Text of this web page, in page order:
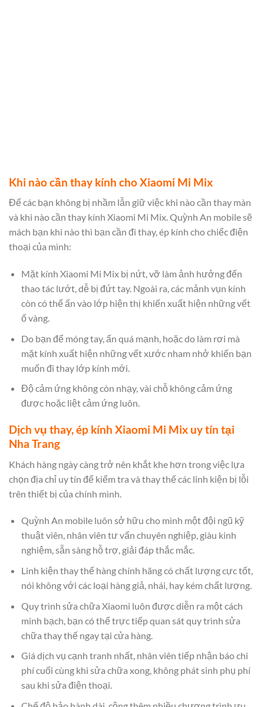
Khi nào cần thay kính cho Xiaomi Mi Mix
Để các bạn không bị nhầm lẫn giữ việc khi nào cần thay màn
và khi nào cần thay kính Xiaomi Mi Mix. Quỳnh An mobile sẽ
mách bạn khi nào thì bạn cần đi thay, ép kính cho chiếc điện
thoại của mình:
Mặt kính Xiaomi Mi Mix bị nứt, vỡ làm ảnh hưởng đến
thao tác lướt, dễ bị đứt tay. Ngoài ra, các mảnh vụn kính
còn có thể ấn vào lớp hiện thị khiến xuất hiện những vết
ố vàng.
Do bạn để móng tay, ấn quá mạnh, hoặc do làm rơi mà
mặt kính xuất hiện những vết xước nham nhở khiến bạn
muốn đi thay lớp kính mới.
Độ cảm ứng không còn nhạy, vài chỗ không cảm ứng
được hoặc liệt cảm ứng luôn.
Dịch vụ thay, ép kính Xiaomi Mi Mix uy tín tại
Nha Trang
Khách hàng ngày càng trở nên khắt khe hơn trong việc lựa
chọn địa chỉ uy tín để kiểm tra và thay thế các linh kiện bị lỗi
trên thiết bị của chính mình.
Quỳnh An mobile luôn sở hữu cho mình một đội ngũ kỹ
thuật viên, nhân viên tư vấn chuyên nghiệp, giàu kinh
nghiệm, sẵn sàng hỗ trợ, giải đáp thắc mắc.
Linh kiện thay thế hàng chính hãng có chất lượng cực tốt,
nói không với các loại hàng giả, nhái, hay kém chất lượng.
Quy trình sửa chữa Xiaomi luôn được diễn ra một cách
minh bạch, bạn có thể trực tiếp quan sát quy trình sửa
chữa thay thế ngay tại cửa hàng.
Giá dịch vụ cạnh tranh nhất, nhân viên tiếp nhận báo chi
phí cuối cùng khi sửa chữa xong, không phát sinh phụ phí
sau khi sửa điện thoại.